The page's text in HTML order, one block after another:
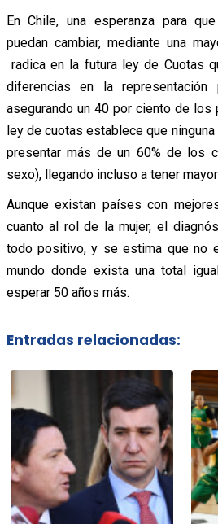
En Chile, una esperanza para
puedan cambiar, mediante una
radica en la futura ley de Cuotas
diferencias en la representación
asegurando un 40 por ciento de los
ley de cuotas establece que
presentar más de un 60% de los
sexo), llegando incluso a tener
Aunque existan países con
cuanto al rol de la mujer, el
todo positivo, y se estima que no
mundo donde exista una total
esperar 50 años más.
Entradas relacionadas: